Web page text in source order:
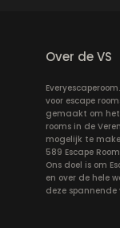
Over de VS
voor escape
gemaakt om het
rooms in de
mogelijk te
589 Escape
Ons doel is om
en over de hele
deze